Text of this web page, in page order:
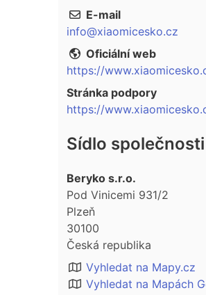
E-mail
info@xiaomicesko.cz
Oficiální web
https://
Stránka podpory
https://
Sídlo společnosti
Beryko s.r.o.
Pod Vinicemi 931/2
Plzeň
30100
Česká republika
Vyhledat na Mapy.cz
Vyhledat na Mapách